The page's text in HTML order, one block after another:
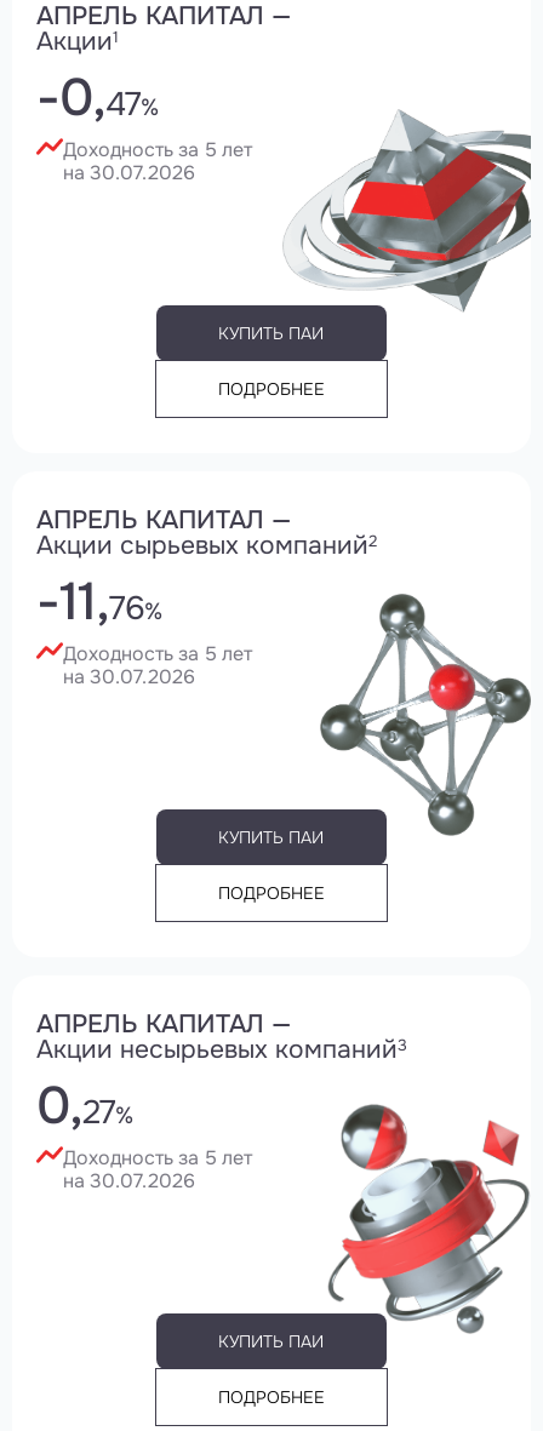
АПРЕЛЬ КАПИТАЛ —
Акции1
-0,47%
Доходность за 5 лет
на 30.07.2026
КУПИТЬ ПАИ
ПОДРОБНЕЕ
АПРЕЛЬ КАПИТАЛ —
Акции сырьевых компаний2
-11,76%
Доходность за 5 лет
на 30.07.2026
КУПИТЬ ПАИ
ПОДРОБНЕЕ
АПРЕЛЬ КАПИТАЛ —
Акции несырьевых компаний3
0,27%
Доходность за 5 лет
на 30.07.2026
КУПИТЬ ПАИ
ПОДРОБНЕЕ